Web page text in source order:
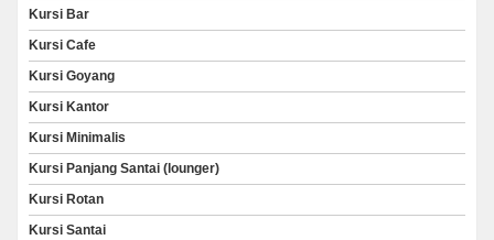
Kursi Bar
Kursi Cafe
Kursi Goyang
Kursi Kantor
Kursi Minimalis
Kursi Panjang Santai (lounger)
Kursi Rotan
Kursi Santai